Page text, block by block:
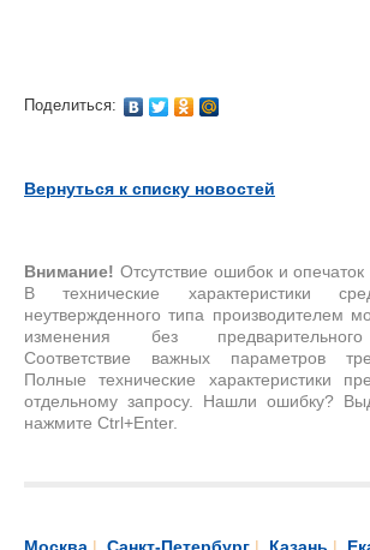
Поделиться:
Вернуться к списку новостей
Внимание! Отсутствие ошибок и опечаток
В технические характеристики
неутвержденного типа производителем
изменения без
Соответствие важных параметров
Полные технические характеристики
отдельному запросу. Нашли ошибку?
нажмите Ctrl+Enter.